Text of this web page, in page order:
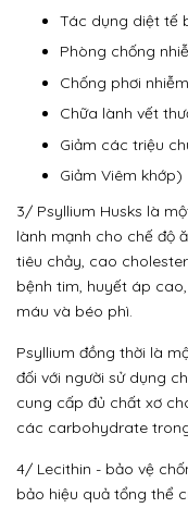
Tác dụng diệt tế
Phòng chống
Chống phơi
Chữa lành vết
Giảm các triệu
Giảm Viêm khớp)
3/ Psyllium Husks là
lành mạnh cho chế độ
tiêu chảy, cao
bệnh tim, huyết áp
máu và béo phì.
Psyllium đồng thời là
đối với người sử dụng
cung cấp đủ chất xơ
các carbohydrate
4/ Lecithin - bảo vệ
bảo hiệu quả tổng thể